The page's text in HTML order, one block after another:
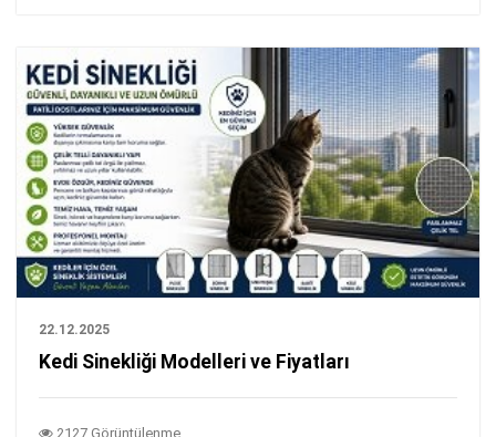
22.12.2025
Kedi Sinekliği Modelleri ve Fiyatları
2127 Görüntülenme